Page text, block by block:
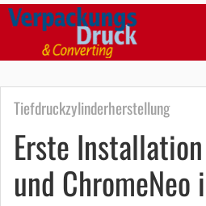
Tiefdruckzylinderherstellung
Erste
und